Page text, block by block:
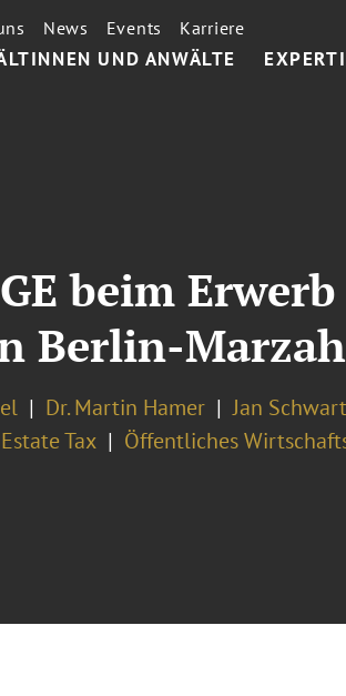
UND ANWÄLTE
News Events Karriere
beim
Berlin-
Dr. Martin Hamer
Jan
Tax
Öffentliches